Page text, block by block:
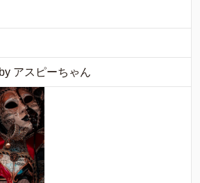
by アスピーちゃん